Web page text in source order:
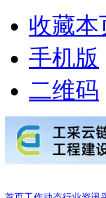
收藏本
手机版
二维码